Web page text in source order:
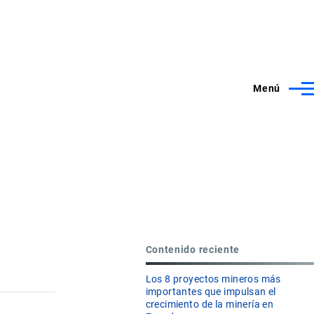
Menú
Contenido reciente
Los 8 proyectos mineros más
importantes que impulsan el
crecimiento de la minería en